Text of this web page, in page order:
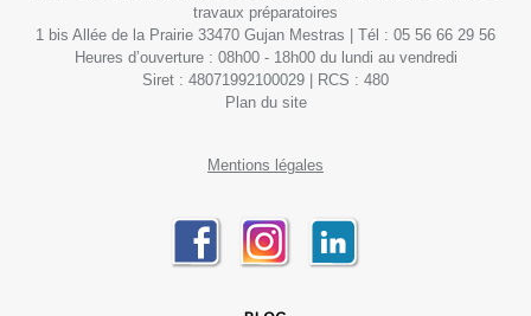
travaux préparatoires
1 bis Allée de la Prairie 33470 Gujan Mestras | Tél : 05 56 66 29 56
Heures d’ouverture : 08h00 - 18h00 du lundi au vendredi
Siret : 48071992100029 | RCS : 480
Plan du site
Mentions légales